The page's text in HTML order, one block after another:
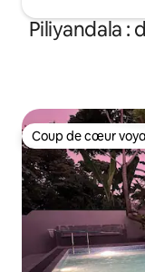
Piliyandala :
Coup de cœur
Coup de cœur